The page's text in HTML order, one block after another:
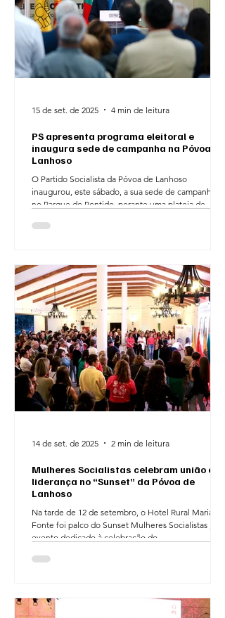
PS apresenta programa eleitoral e
inaugura sede de campanha na Póvoa de
Lanhoso
O Partido Socialista da Póvoa de Lanhoso
inaugurou, este sábado, a sua sede de campanha
no Parque do Pontido, perante uma plateia de...
15 de set. de 2025 4 min de leitura
Mulheres Socialistas celebram união e
liderança no “Sunset” da Póvoa de
Lanhoso
Na tarde de 12 de setembro, o Hotel Rural Maria da
Fonte foi palco do Sunset Mulheres Socialistas , um
evento dedicado à celebração do...
14 de set. de 2025 2 min de leitura